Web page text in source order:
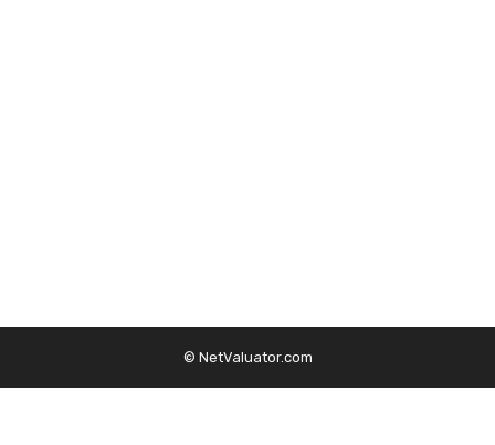
© NetValuator.com